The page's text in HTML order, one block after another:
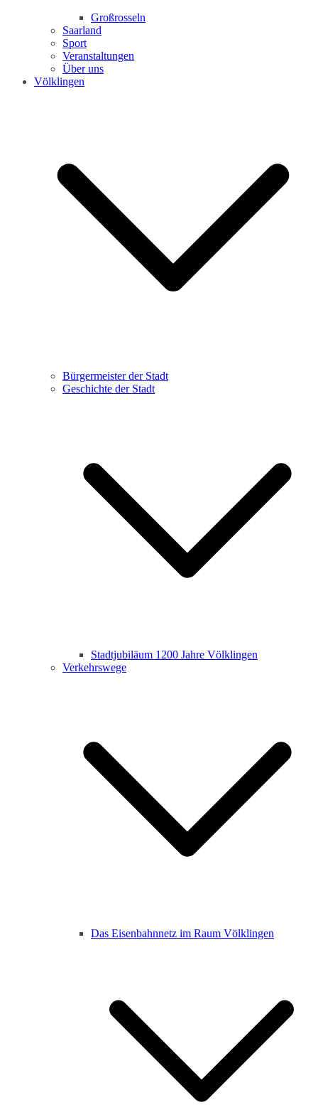
Großrosseln
Saarland
Sport
Veranstaltungen
Über uns
Völklingen
Bürgermeister der Stadt
Geschichte der Stadt
Stadtjubiläum 1200 Jahre Völklingen
Verkehrswege
Das Eisenbahnnetz im Raum Völklingen